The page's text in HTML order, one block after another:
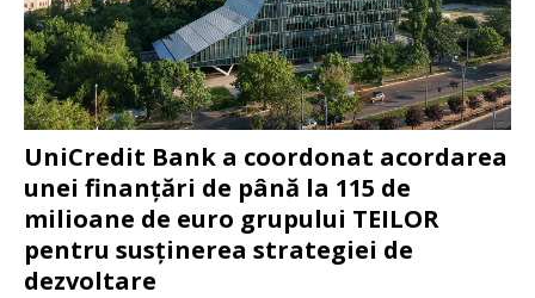
UniCredit Bank a coordonat acordarea
unei finanțări de până la 115 de
milioane de euro grupului TEILOR
pentru susținerea strategiei de
dezvoltare